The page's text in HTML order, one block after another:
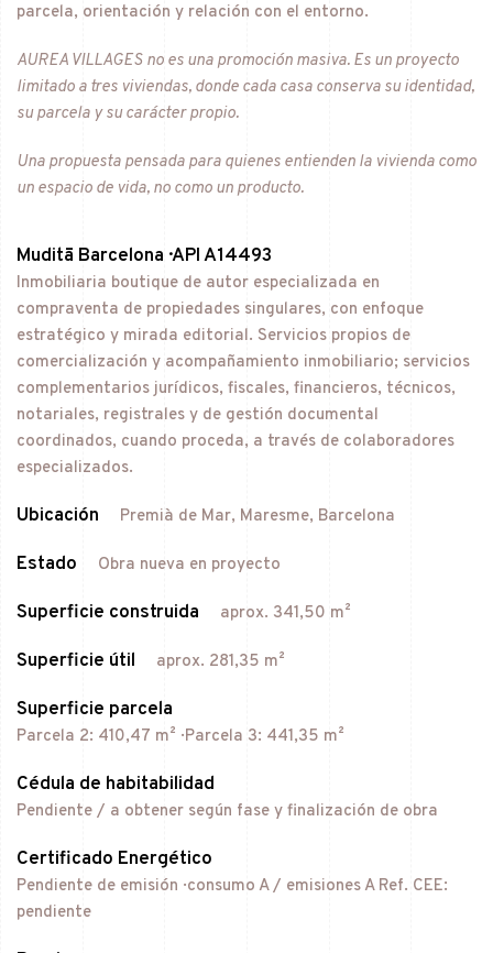
parcela, orientación y relación con el entorno.
AUREA VILLAGES no es una promoción masiva. Es un proyecto
limitado a tres viviendas, donde cada casa conserva su identidad,
su parcela y su carácter propio.
Una propuesta pensada para quienes entienden la vivienda como
un espacio de vida, no como un producto.
Muditā Barcelona · API A14493
Inmobiliaria boutique de autor especializada en
compraventa de propiedades singulares, con enfoque
estratégico y mirada editorial. Servicios propios de
comercialización y acompañamiento inmobiliario; servicios
complementarios jurídicos, fiscales, financieros, técnicos,
notariales, registrales y de gestión documental
coordinados, cuando proceda, a través de colaboradores
especializados.
Ubicación Premià de Mar, Maresme, Barcelona
Estado Obra nueva en proyecto
Superficie construida aprox. 341,50 m²
Superficie útil aprox. 281,35 m²
Superficie parcela
Parcela 2: 410,47 m² · Parcela 3: 441,35 m²
Cédula de habitabilidad
Pendiente / a obtener según fase y finalización de obra
Certificado Energético
Pendiente de emisión · consumo A / emisiones A Ref. CEE:
pendiente